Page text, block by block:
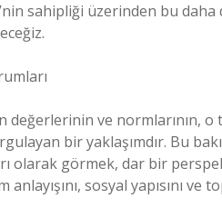
sahipliği üzerinden bu
ve normlarının,
bir yaklaşımdır. Bu
olarak görmek, dar bir
sosyal yapısını